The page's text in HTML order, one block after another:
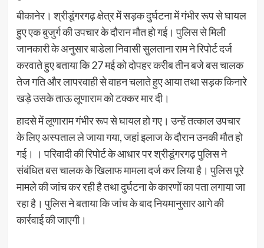
बीकानेर। श्रीडूंगरगढ़ क्षेत्र में सड़क दुर्घटना में गंभीर रूप से घायल
हुए एक बुजुर्ग की उपचार के दौरान मौत हो गई। पुलिस से मिली
जानकारी के अनुसार बाडेला निवासी सुलताना राम ने रिपोर्ट दर्ज
करवाते हुए बताया कि 27 मई को दोपहर करीब तीन बजे बस चालक
तेज गति और लापरवाही से वाहन चलाते हुए आया तथा सड़क किनारे
खड़े उसके ताऊ लूणाराम को टक्कर मार दी।
हादसे में लूणाराम गंभीर रूप से घायल हो गए। उन्हें तत्काल उपचार
के लिए अस्पताल ले जाया गया, जहां इलाज के दौरान उनकी मौत हो
गई। । परिवादी की रिपोर्ट के आधार पर श्रीडूंगरगढ़ पुलिस ने
संबंधित बस चालक के खिलाफ मामला दर्ज कर लिया है। पुलिस पूरे
मामले की जांच कर रही है तथा दुर्घटना के कारणों का पता लगाया जा
रहा है। पुलिस ने बताया कि जांच के बाद नियमानुसार आगे की
कार्रवाई की जाएगी।